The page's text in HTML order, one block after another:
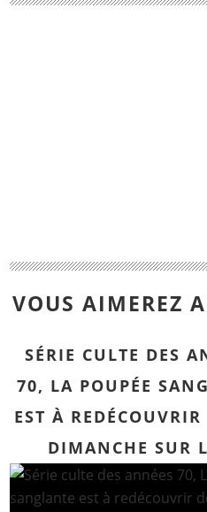
VOUS AIMEREZ
SÉRIE CULTE DES
70, LA POUPÉE
EST À REDÉCOUVRIR
DIMANCHE SUR